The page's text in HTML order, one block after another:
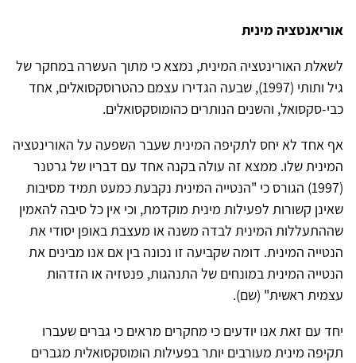
אוריאנטציה מינית
לשאלת האורינטציה המינית, נמצא כי מתוך העשרה במחקר של
גיל ותותי (1997), שבעה הגדירו עצמם כהטרוסקסואלים, אחד
כבי-סקסואל, והשנים הנותרים כהומוסקסואלים.
אף אחד לא יחס לתקיפה המינית שעבר השפעה על האורינטציה
המינית שלו. ממצא זה עולה בקנה אחד עם דבריו של גרטנר
(1997) הגורס כי "הנטייה המינית נקבעת כמעט תמיד מסיבות
שאינן קשורות לפעילות מינית מוקדמת, וכי אין כל סיבה להאמין
שההתעללות המינית לבדה משנה או מעצבת באופן יסודי את
הנטייה המינית. דומה שקביעה זו נכונה בין אם אנו מבינים את
הנטייה המינית במונחים של התנהגות, פנטזיה או הזדהות
עצמית ראשית" (שם).
יחד עם זאת אנו יודעים כי מחקרים מראים כי גברים שעברו
תקיפה מינית מעורבים יותר בפעילות הומוסקסואלית מגברים